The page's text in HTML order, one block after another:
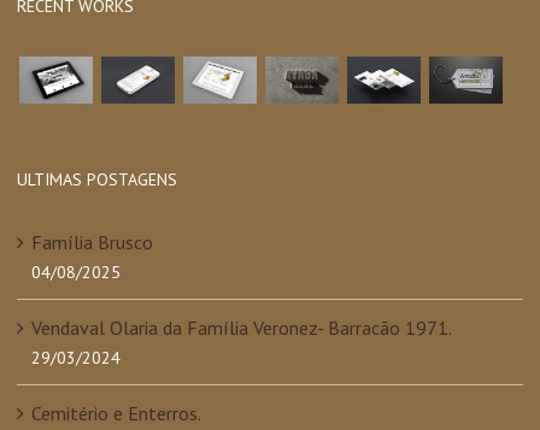
RECENT WORKS
ULTIMAS POSTAGENS
Família Brusco
04/08/2025
Vendaval Olaria da Família Veronez- Barracão 1971.
29/03/2024
Cemitério e Enterros.